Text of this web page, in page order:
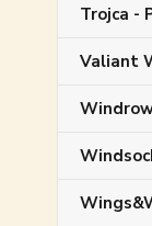
Trojca -
Valiant